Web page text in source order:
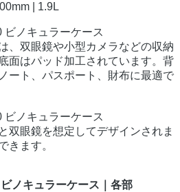
| 1.9L
、双眼鏡や小型カメラなどの収納
面はパッド加工されています。背
ート、パスポート、財布に最適で
双眼鏡を想定してデザインされま
きます。
ノキュラーケース｜各部